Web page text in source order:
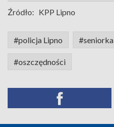
Źródło: KPP Lipno
#policja Lipno #seniorka
#oszczędności